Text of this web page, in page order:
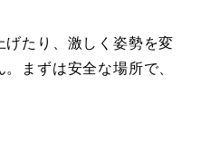
げたり、激しく姿勢を変
まずは安全な場所で、